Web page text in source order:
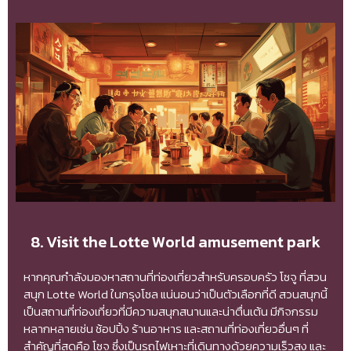
8. Visit the Lotte World amusement park
หากคุณกำลังมองหาสถานที่ท่องเที่ยวสำหรับครอบครัว โซจู ที่สวน
สนุก Lotte World ในกรุงโซล แน่นอนว่าเป็นตัวเลือกที่ดี สวนสนุกนี้
เป็นสถานที่ท่องเที่ยวที่มีความสนุกสนานและน่าตื่นเต้น มีกิจกรรม
หลากหลายเช่น ช้อปปิ้ง ร้านอาหาร และสถานที่ท่องเที่ยวอื่นๆ ที่
สำคัญที่สุดคือ โซจู ซึ่งเป็นรถไฟเหาะที่เดินทางด้วยความเร็วสูง และ